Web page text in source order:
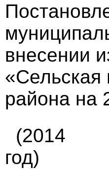
внесении
«Сельская
района на
(2014
год)